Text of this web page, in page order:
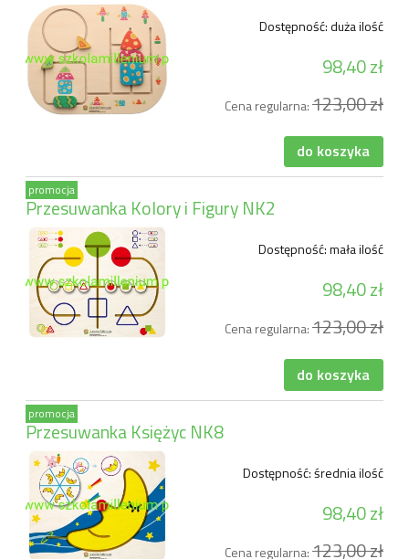
Dostępność:duża ilość
98,40 zł
Cena regularna:123,00 zł
do koszyka
Przesuwanka Kolory i Figury NK2
Dostępność:mała ilość
98,40 zł
Cena regularna:123,00 zł
do koszyka
promocja
Przesuwanka Księżyc NK8
Dostępność:średnia ilość
98,40 zł
Cena regularna:123,00 zł
promocja